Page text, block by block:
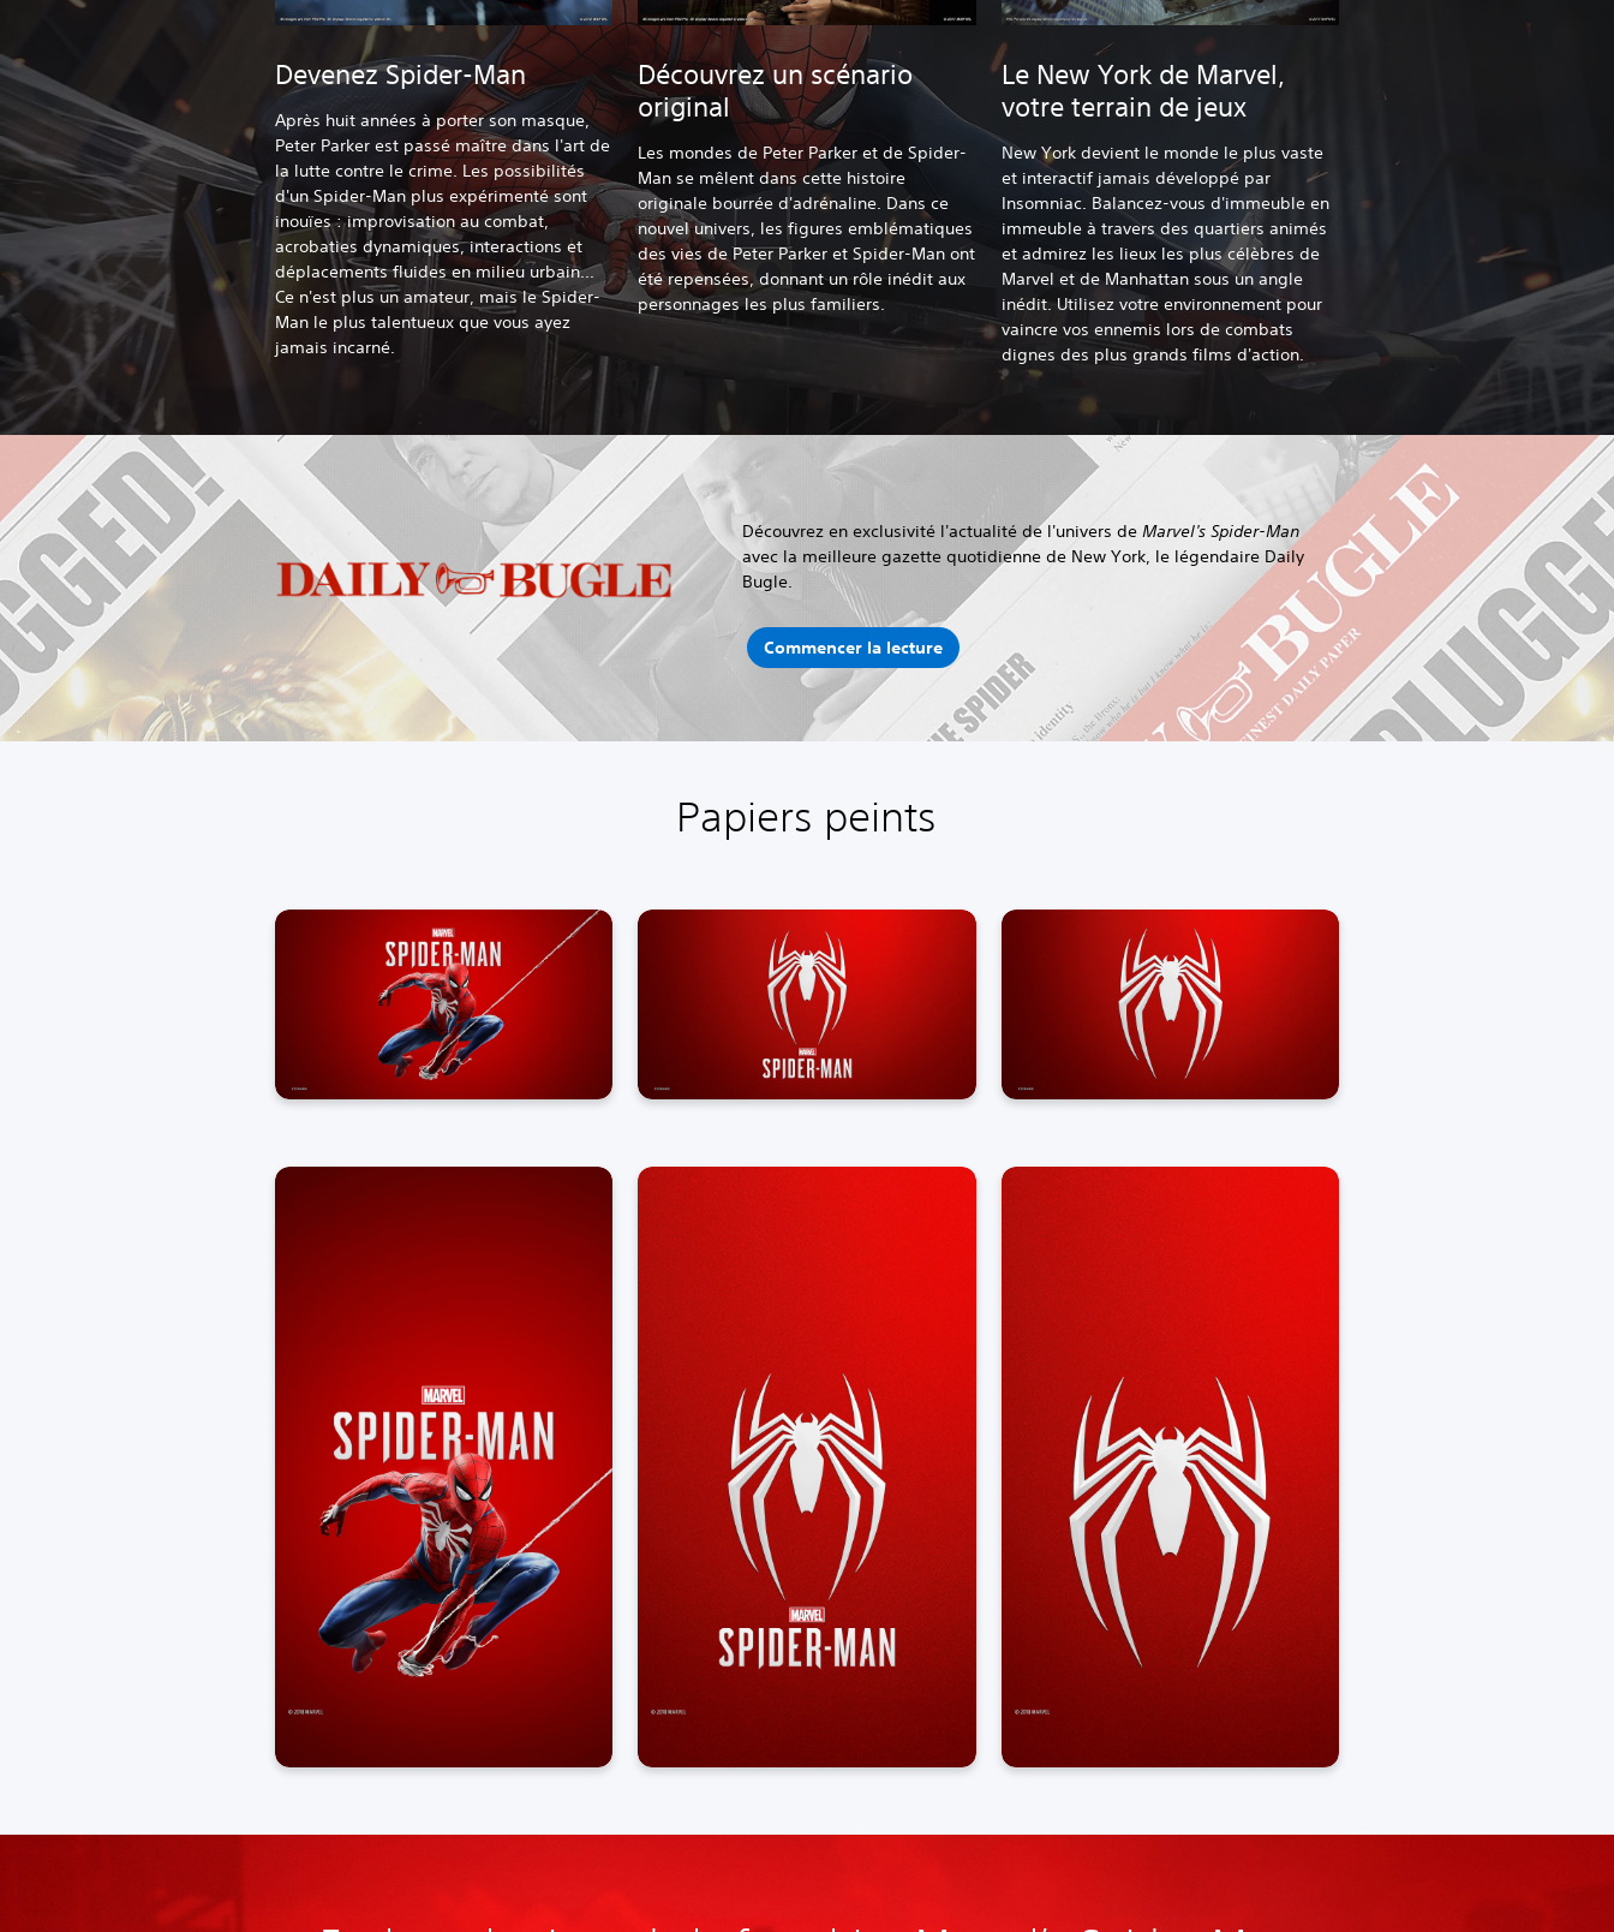
Devenez Spider-Man
Après huit années à porter son masque,
Peter Parker est passé maître dans l'art de
la lutte contre le crime. Les possibilités
d'un Spider-Man plus expérimenté sont
inouïes : improvisation au combat,
acrobaties dynamiques, interactions et
déplacements fluides en milieu urbain...
Ce n'est plus un amateur, mais le Spider-
Man le plus talentueux que vous ayez
jamais incarné.
Découvrez un scénario
original
Les mondes de Peter Parker et de Spider-
Man se mêlent dans cette histoire
originale bourrée d'adrénaline. Dans ce
nouvel univers, les figures emblématiques
des vies de Peter Parker et Spider-Man ont
été repensées, donnant un rôle inédit aux
personnages les plus familiers.
Le New York de Marvel,
votre terrain de jeux
New York devient le monde le plus vaste
et interactif jamais développé par
Insomniac. Balancez-vous d'immeuble en
immeuble à travers des quartiers animés
et admirez les lieux les plus célèbres de
Marvel et de Manhattan sous un angle
inédit. Utilisez votre environnement pour
vaincre vos ennemis lors de combats
dignes des plus grands films d'action.
Découvrez en exclusivité l'actualité de l'univers de Marvel's Spider-Man
avec la meilleure gazette quotidienne de New York, le légendaire Daily
Bugle.
Commencer la lecture
Papiers peints